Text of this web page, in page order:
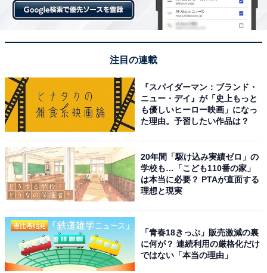
注目の連載
『スパイダーマン：ブランド・
ニュー・デイ』が「史上もっと
も優しいヒーロー映画」になっ
た理由。予習したい作品は？
20年間「駆け込み実績ゼロ」の
学校も…「こども110番の家」
は本当に必要？ PTAが直面する
理想と現実
「青春18きっぷ」販売激減の裏
に何が？ 連続利用の厳格化だけ
ではない「本当の理由」